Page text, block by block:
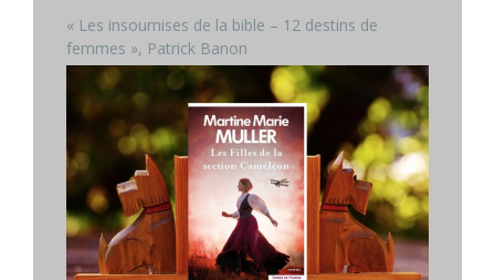
« Les insoumises de la bible – 12 destins de
femmes », Patrick Banon